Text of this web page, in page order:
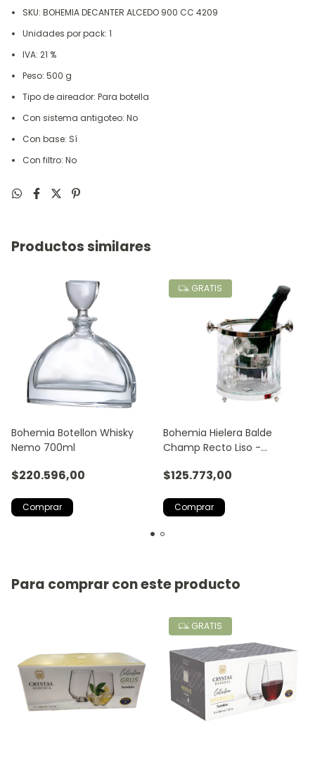
SKU: BOHEMIA DECANTER ALCEDO 900 CC 4209
Unidades por pack: 1
IVA: 21 %
Peso: 500 g
Tipo de aireador: Para botella
Con sistema antigoteo: No
Con base: Sí
Con filtro: No
Productos similares
Bohemia Botellon Whisky
Nemo 700ml
$220.596,00
GRATIS
Bohemia Hielera Balde
Champ Recto Liso -
Transparente - Balde
$125.773,00
Para comprar con este producto
GRATIS